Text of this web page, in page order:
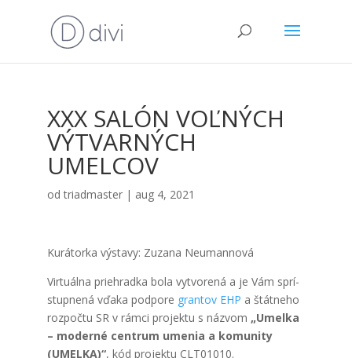
XXX SALÓN VOĽNÝCH
VÝTVARNÝCH
UMELCOV
odtriadmaster| aug 4, 2021
Kurá­tor­ka výsta­vy: Zuza­na Neuman­no­vá
Vir­tu­ál­na prieh­rad­ka bola vytvo­re­ná a je Vám sprí­
stup­ne­ná vďa­ka pod­po­re gran­tov EHP a štát­ne­ho
roz­poč­tu SR v rám­ci pro­jek­tu s náz­vom „Umel­ka
– moder­né cen­trum ume­nia a komu­ni­ty
(UMELKA)“, kód pro­jek­tu CLT01010.